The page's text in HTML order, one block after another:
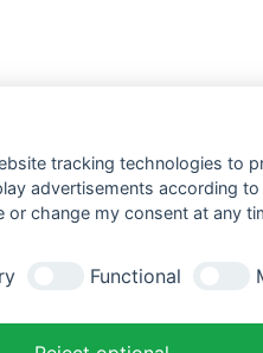
tracking technologies to
advertisements according
or change my consent at any
Functional